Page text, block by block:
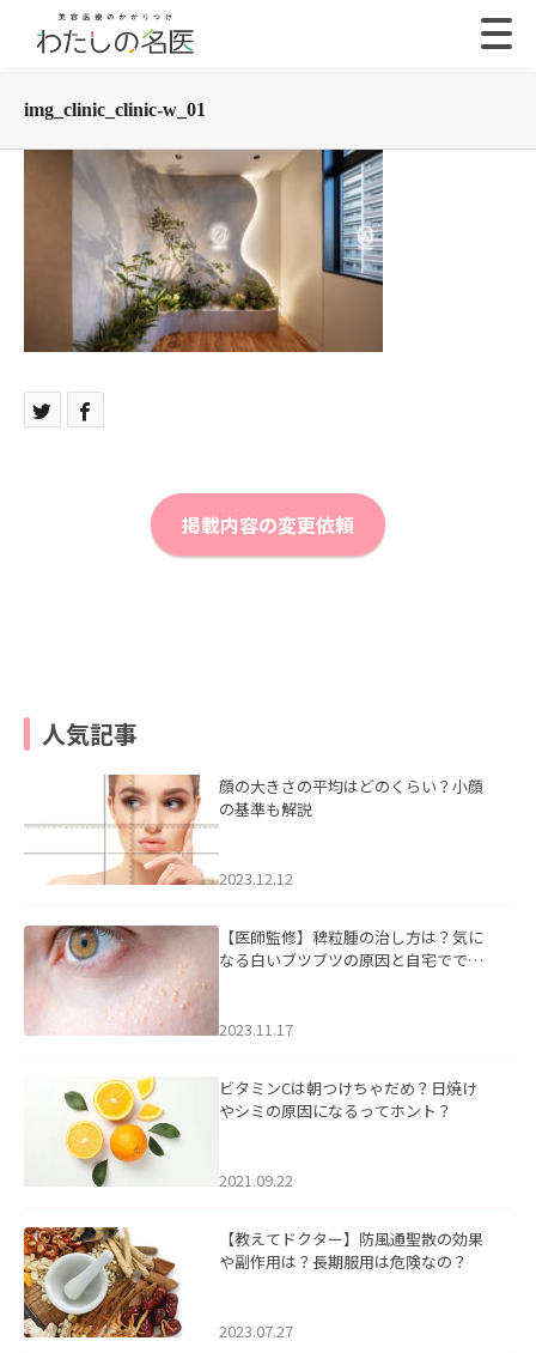
img_clinic_clinic-w_01
掲載内容の変更依頼
人気記事
顔の大きさの平均はどのくらい？小顔
の基準も解説
2023.12.12
【医師監修】稗粒腫の治し方は？気に
なる白いブツブツの原因と自宅ででき
2023.11.17
ビタミンCは朝つけちゃだめ？日焼け
やシミの原因になるってホント？
2021.09.22
【教えてドクター】防風通聖散の効果
や副作用は？長期服用は危険なの？
2023.07.27